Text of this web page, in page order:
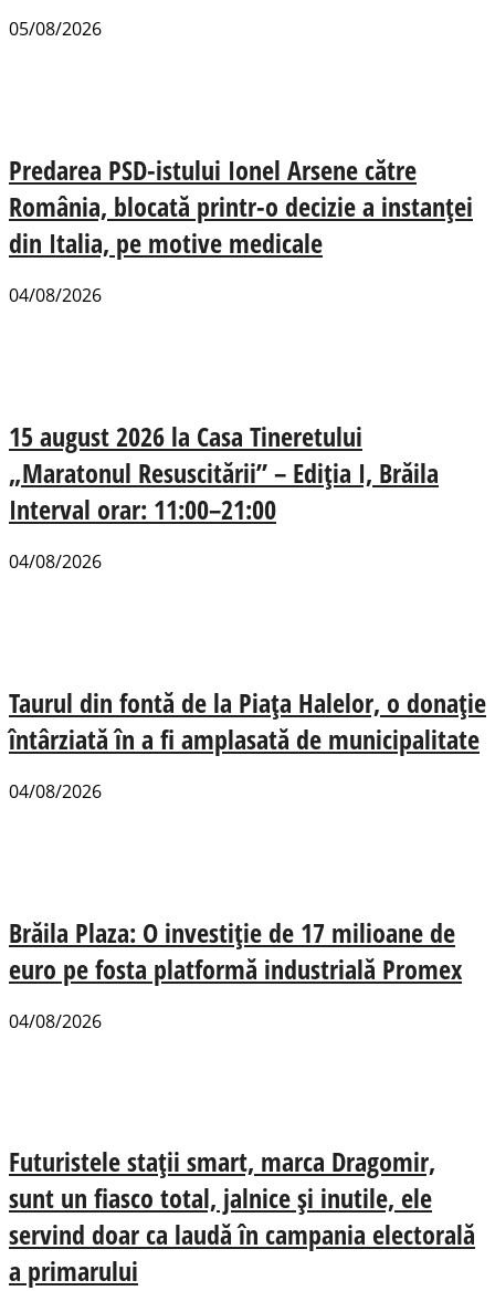
05/08/2026
Predarea PSD-istului Ionel Arsene către
România, blocată printr-o decizie a instanței
din Italia, pe motive medicale
04/08/2026
15 august 2026 la Casa Tineretului
„Maratonul Resuscitării” – Ediția I, Brăila
Interval orar: 11:00–21:00
04/08/2026
Taurul din fontă de la Piața Halelor, o donație
întârziată în a fi amplasată de municipalitate
04/08/2026
Brăila Plaza: O investiție de 17 milioane de
euro pe fosta platformă industrială Promex
04/08/2026
Futuristele stații smart, marca Dragomir,
sunt un fiasco total, jalnice și inutile, ele
servind doar ca laudă în campania electorală
a primarului